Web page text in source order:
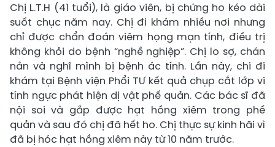
Chị L.T.H (41 tuổi), là giáo viên, bị chứng ho kéo dài
suốt chục năm nay. Chị đi khám nhiều nơi nhưng
chỉ được chẩn đoán viêm họng mạn tính, điều trị
không khỏi do bệnh “nghề nghiệp”. Chị lo sợ, chán
nản và nghĩ mình bị bệnh ác tính. Lần này, chi đi
khám tại Bệnh viện Phổi TƯ kết quả chụp cắt lớp vi
tính ngực phát hiện dị vật phế quản. Các bác sĩ đã
nội soi và gắp được hạt hồng xiêm trong phế
quản và sau đó chị đã hết ho. Chị thực sự kinh hãi vì
đã bị hóc hạt hồng xiêm này từ 10 năm trước.